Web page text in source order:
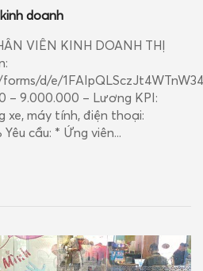
doanh
VIÊN KINH DOANH THỊ
d/e/
– 9.000.000 – Lương KPI:
xe, máy tính, điện thoại:
cầu: * Ứng viên...